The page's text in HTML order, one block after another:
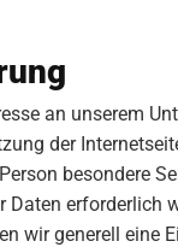
an unserem
der
besondere
Daten erforderlich
wir generell eine